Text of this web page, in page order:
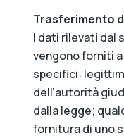
Trasferimento
I dati rilevati dal
vengono forniti
specifici:
dell’autorità
dalla legge;
fornitura di uno